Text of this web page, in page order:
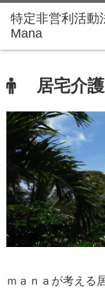
居宅介護
ｍａｎａが考える